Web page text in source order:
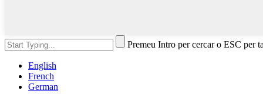
Premeu Intro per cercar o ESC per
English
French
German